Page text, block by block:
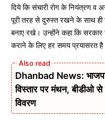
दिये कि संचारी रोग के नियंत्रण व
पूरी तरह से दुरुस्त रखने के साथ ही
बनाए रखे। उन्होंने कहा कि सरकार
कराने के लिए हर समय प्रयासरत
Dhanbad News:
विस्तार पर मंथन, बीडीओ
विवरण